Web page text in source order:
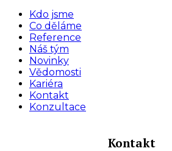
Kdo jsme
Co děláme
Reference
Náš tým
Novinky
Vědomosti
Kariéra
Kontakt
Konzultace
Kontakt